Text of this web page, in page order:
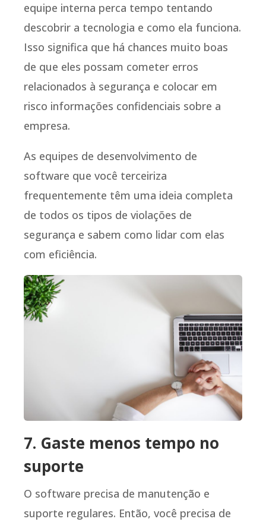
equipe interna perca tempo tentando
descobrir a tecnologia e como ela funciona.
Isso significa que há chances muito boas
de que eles possam cometer erros
relacionados à segurança e colocar em
risco informações confidenciais sobre a
empresa.
As equipes de desenvolvimento de
software que você terceiriza
frequentemente têm uma ideia completa
de todos os tipos de violações de
segurança e sabem como lidar com elas
com eficiência.
7. Gaste menos tempo no
suporte
O software precisa de manutenção e
suporte regulares. Então, você precisa de